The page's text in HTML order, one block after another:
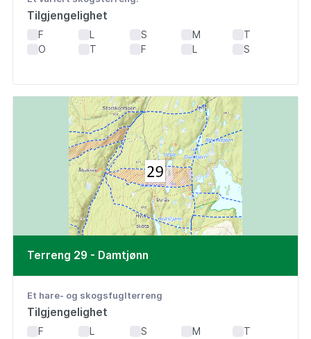
Tilgjengelighet
F L S M
T
O
T F L S
Terreng 29 - Damtjønn
Et hare- og skogsfuglterreng
Tilgjengelighet
F L S M
T